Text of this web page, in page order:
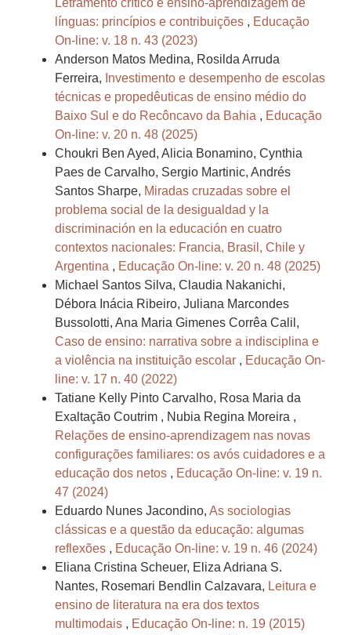
Letramento crítico e ensino-aprendizagem de
línguas: princípios e contribuições , Educação
On-line: v. 18 n. 43 (2023)
Anderson Matos Medina, Rosilda Arruda
Ferreira, Investimento e desempenho de escolas
técnicas e propedêuticas de ensino médio do
Baixo Sul e do Recôncavo da Bahia , Educação
On-line: v. 20 n. 48 (2025)
Choukri Ben Ayed, Alicia Bonamino, Cynthia
Paes de Carvalho, Sergio Martinic, Andrés
Santos Sharpe, Miradas cruzadas sobre el
problema social de la desigualdad y la
discriminación en la educación en cuatro
contextos nacionales: Francia, Brasil, Chile y
Argentina , Educação On-line: v. 20 n. 48 (2025)
Michael Santos Silva, Claudia Nakanichi,
Débora Inácia Ribeiro, Juliana Marcondes
Bussolotti, Ana Maria Gimenes Corrêa Calil,
Caso de ensino: narrativa sobre a indisciplina e
a violência na instituição escolar , Educação On-
line: v. 17 n. 40 (2022)
Tatiane Kelly Pinto Carvalho, Rosa Maria da
Exaltação Coutrim , Nubia Regina Moreira ,
Relações de ensino-aprendizagem nas novas
configurações familiares: os avós cuidadores e a
educação dos netos , Educação On-line: v. 19 n.
47 (2024)
Eduardo Nunes Jacondino, As sociologias
clássicas e a questão da educação: algumas
reflexões , Educação On-line: v. 19 n. 46 (2024)
Eliana Cristina Scheuer, Eliza Adriana S.
Nantes, Rosemari Bendlin Calzavara, Leitura e
ensino de literatura na era dos textos
multimodais , Educação On-line: n. 19 (2015)